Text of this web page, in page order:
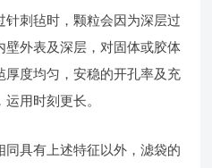
刺毡时，颗粒会因为深层过
外表及深层，对固体或胶体
度均匀，安稳的开孔率及充
用时刻更长。
具有上述特征以外，滤袋的